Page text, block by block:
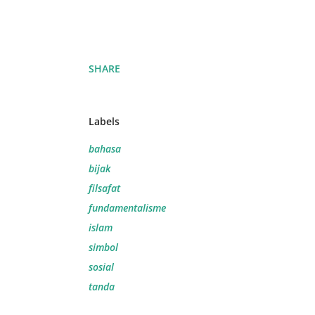
SHARE
Labels
bahasa
bijak
filsafat
fundamentalisme
islam
simbol
sosial
tanda